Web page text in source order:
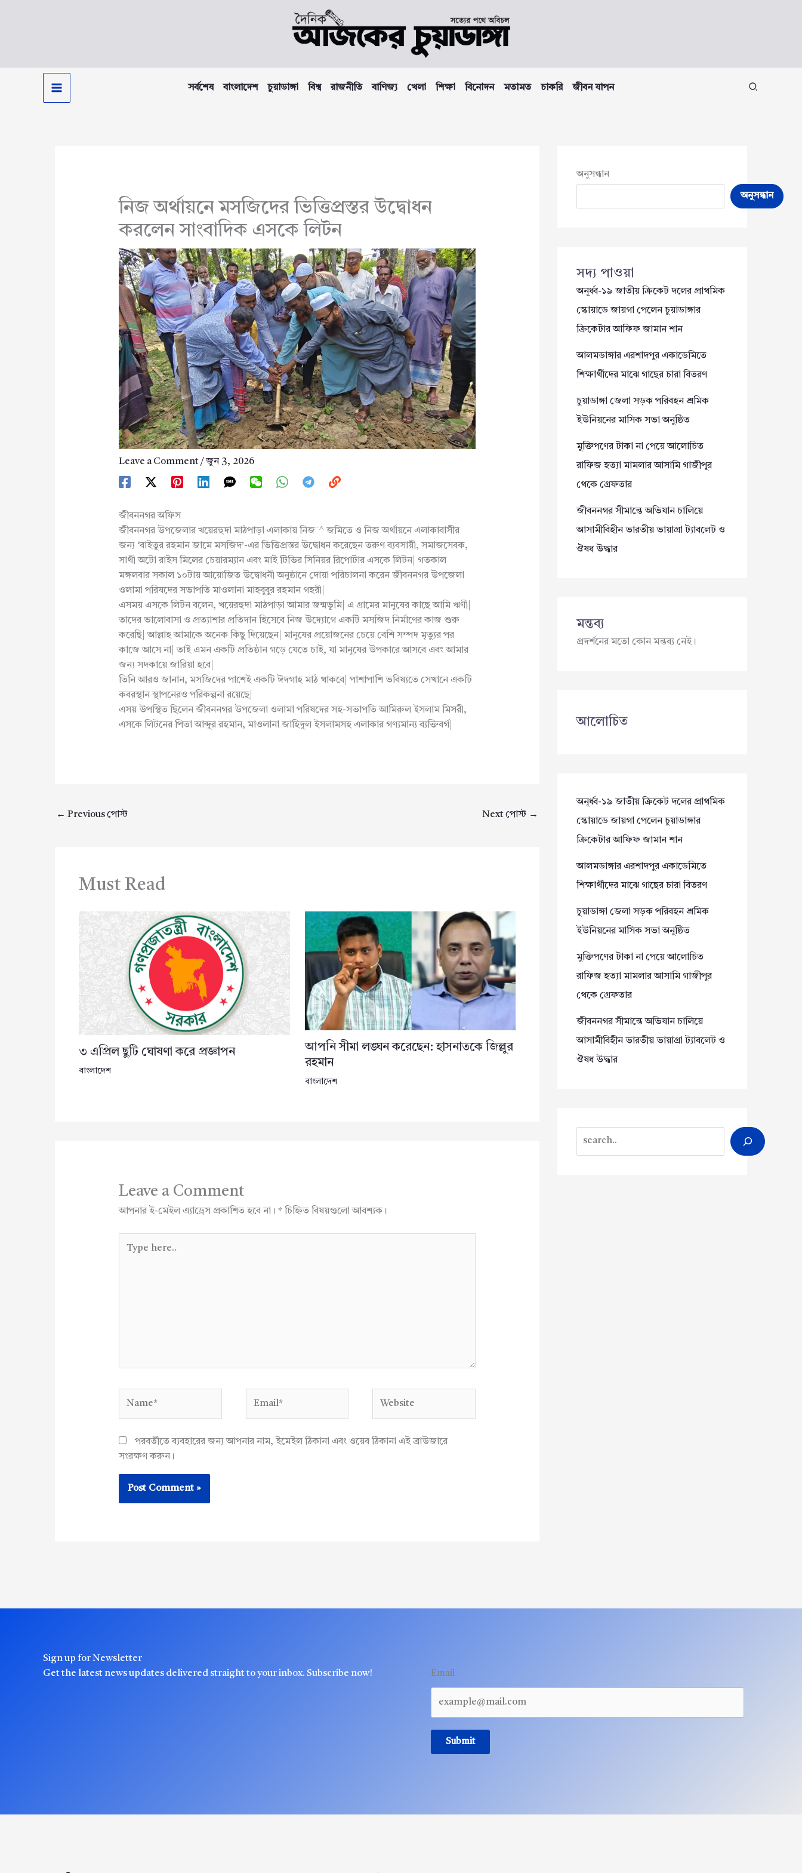
সর্বশেষ বাংলাদেশ চুয়াডাঙ্গা বিশ্ব রাজনীতি বাণিজ্য খেলা শিক্ষা বিনোদন মতামত চাকরি জীবন যাপন
নিজ অর্থায়নে মসজিদের ভিত্তিপ্রস্তর উদ্বোধন
করলেন সাংবাদিক এসকে লিটন
Leave a Comment /জুন 3, 2026
জীবননগর অফিস
জীবননগর উপজেলার খয়েরহুদা মাঠপাড়া এলাকায় নিজ¯^ জমিতে ও নিজ অর্থায়নে এলাকাবাসীর
জন্য ‘বাইতুর রহমান জামে মসজিদ’-এর ভিত্তিপ্রস্তর উদ্বোধন করেছেন তরুণ ব্যবসায়ী, সমাজসেবক,
সাথী অটো রাইস মিলের চেয়ারম্যান এবং মাই টিভির সিনিয়র রিপোর্টার এসকে লিটন| গতকাল
মঙ্গলবার সকাল ১০টায় আয়োজিত উদ্বোধনী অনুষ্ঠানে দোয়া পরিচালনা করেন জীবননগর উপজেলা
ওলামা পরিষদের সভাপতি মাওলানা মাহবুবুর রহমান গহরী|
এসময় এসকে লিটন বলেন, খয়েরহুদা মাঠপাড়া আমার জন্মভূমি| এ গ্রামের মানুষের কাছে আমি ঋণী|
তাদের ভালোবাসা ও প্রত্যাশার প্রতিদান হিসেবে নিজ উদ্যোগে একটি মসজিদ নির্মাণের কাজ শুরু
করেছি| আল্লাহ আমাকে অনেক কিছু দিয়েছেন| মানুষের প্রয়োজনের চেয়ে বেশি সম্পদ মৃত্যুর পর
কাজে আসে না| তাই এমন একটি প্রতিষ্ঠান গড়ে যেতে চাই, যা মানুষের উপকারে আসবে এবং আমার
জন্য সদকায়ে জারিয়া হবে|
তিনি আরও জানান, মসজিদের পাশেই একটি ঈদগাহ মাঠ থাকবে| পাশাপাশি ভবিষ্যতে সেখানে একটি
কবরস্থান স্থাপনেরও পরিকল্পনা রয়েছে|
এসয় উপস্থিত ছিলেন জীবননগর উপজেলা ওলামা পরিষদের সহ-সভাপতি আমিরুল ইসলাম মিসরী,
এসকে লিটনের পিতা আব্দুর রহমান, মাওলানা জাহিদুল ইসলামসহ এলাকার গণ্যমান্য ব্যক্তিবর্গ|
← Previous পোস্ট Next পোস্ট →
Must Read
৩ এপ্রিল ছুটি ঘোষণা করে প্রজ্ঞাপন
বাংলাদেশ
আপনি সীমা লঙ্ঘন করেছেন: হাসনাতকে জিল্লুর
রহমান
বাংলাদেশ
Leave a Comment
আপনার ই-মেইল এ্যাড্রেস প্রকাশিত হবে না। *চিহ্নিত বিষয়গুলো আবশ্যক।
here..
পরবর্তীতে ব্যবহারের জন্য আপনার নাম, ইমেইল ঠিকানা এবং ওয়েব ঠিকানা এই ব্রাউজারে
সংরক্ষণ করুন।
অনুসন্ধান
অনুসন্ধান
সদ্য পাওয়া
অনূর্ধ্ব-১৯ জাতীয় ক্রিকেট দলের প্রাথমিক
স্কোয়াডে জায়গা পেলেন চুয়াডাঙ্গার
ক্রিকেটার আফিফ জামান শান
আলমডাঙ্গার এরশাদপুর একাডেমিতে
শিক্ষার্থীদের মাঝে গাছের চারা বিতরণ
চুয়াডাঙ্গা জেলা সড়ক পরিবহন শ্রমিক
ইউনিয়নের মাসিক সভা অনুষ্ঠিত
মুক্তিপণের টাকা না পেয়ে আলোচিত
রাফিজ হত্যা মামলার আসামি গাজীপুর
থেকে গ্রেফতার
জীবননগর সীমান্তে অভিযান চালিয়ে
আসামীবিহীন ভারতীয় ভায়াগ্রা ট্যাবলেট ও
ঔষধ উদ্ধার
মন্তব্য
প্রদর্শনের মতো কোন মন্তব্য নেই।
আলোচিত
অনূর্ধ্ব-১৯ জাতীয় ক্রিকেট দলের প্রাথমিক
স্কোয়াডে জায়গা পেলেন চুয়াডাঙ্গার
ক্রিকেটার আফিফ জামান শান
আলমডাঙ্গার এরশাদপুর একাডেমিতে
শিক্ষার্থীদের মাঝে গাছের চারা বিতরণ
চুয়াডাঙ্গা জেলা সড়ক পরিবহন শ্রমিক
ইউনিয়নের মাসিক সভা অনুষ্ঠিত
মুক্তিপণের টাকা না পেয়ে আলোচিত
রাফিজ হত্যা মামলার আসামি গাজীপুর
থেকে গ্রেফতার
জীবননগর সীমান্তে অভিযান চালিয়ে
আসামীবিহীন ভারতীয় ভায়াগ্রা ট্যাবলেট ও
ঔষধ উদ্ধার
Sign up for Newsletter
Get the latest news updates delivered straight to your inbox. Subscribe now!
Email
Submit